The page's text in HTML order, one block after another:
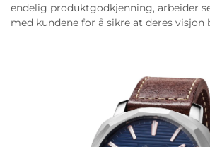
endelig produktgodkjenning, arbeider
med kundene for å sikre at deres visjon